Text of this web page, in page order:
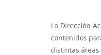
La Dirección
contenidos
distintas áreas